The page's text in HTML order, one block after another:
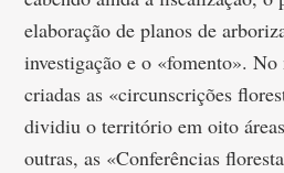
elaboração de planos de
investigação e o «fomento».
criadas as «circunscrições
dividiu o território em oito
outras, as «Conferências